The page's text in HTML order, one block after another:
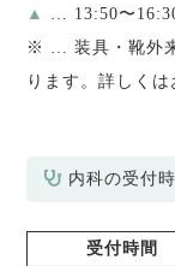
▲
… 13:50〜
※ … 装具・靴外
ります。詳しくは
内科の受付
受付時間